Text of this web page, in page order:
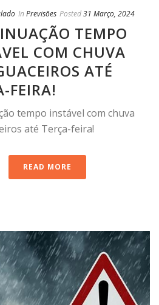
In Previsões Posted31 Março, 2024
TEMPO
COM CHUVA
ATÉ
FEIRA!
tempo instável com chuva
até Terça-feira!
READ MORE